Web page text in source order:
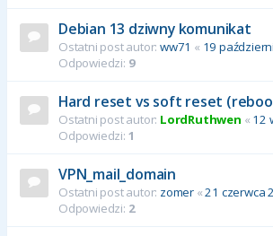
Debian 13 dziwny komunikat
Ostatni post autor: ww71 « 19
Odpowiedzi: 9
Hard reset vs soft reset
Ostatni post autor: LordRuthwen « 12
Odpowiedzi: 1
VPN_mail_domain
Ostatni post autor: zomer «21 czerwca
Odpowiedzi: 2